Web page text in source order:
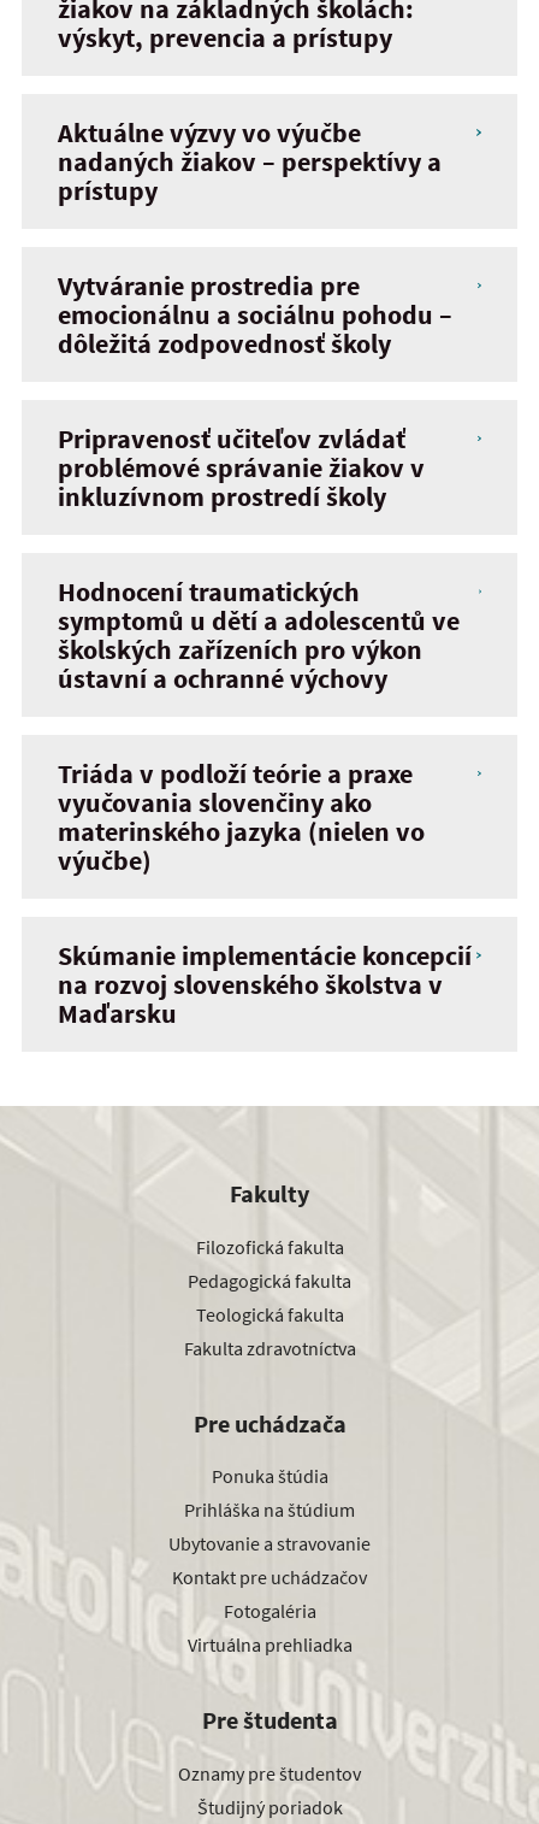
žiakov na základných školách:
výskyt, prevencia a prístupy
Aktuálne výzvy vo výučbe
nadaných žiakov – perspektívy a
prístupy
Vytváranie prostredia pre
emocionálnu a sociálnu pohodu –
dôležitá zodpovednosť školy
Pripravenosť učiteľov zvládať
problémové správanie žiakov v
inkluzívnom prostredí školy
Hodnocení traumatických
symptomů u dětí a adolescentů ve
školských zařízeních pro výkon
ústavní a ochranné výchovy
Triáda v podloží teórie a praxe
vyučovania slovenčiny ako
materinského jazyka (nielen vo
výučbe)
Skúmanie implementácie koncepcií
na rozvoj slovenského školstva v
Maďarsku
Fakulty
Filozofická fakulta
Pedagogická fakulta
Teologická fakulta
Fakulta zdravotníctva
Pre uchádzača
Ponuka štúdia
Prihláška na štúdium
Ubytovanie a stravovanie
Kontakt pre uchádzačov
Fotogaléria
Virtuálna prehliadka
Pre študenta
Oznamy pre študentov
Študijný poriadok